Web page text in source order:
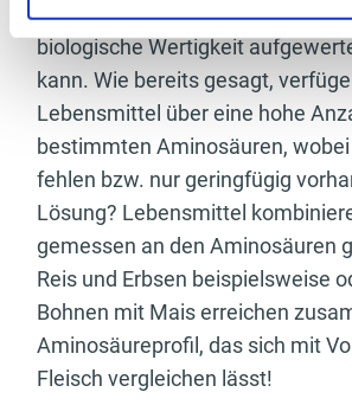
Lebensmittel schlau
biologische Wertigkeit
kann. Wie bereits gesagt,
Lebensmittel über eine hohe
bestimmten Aminosäuren,
fehlen bzw. nur geringfügig
Lösung? Lebensmittel
gemessen an den Aminosäuren
Reis und Erbsen beispielsweise
Bohnen mit Mais erreichen
Aminosäureprofil, das sich mit
Fleisch vergleichen lässt!